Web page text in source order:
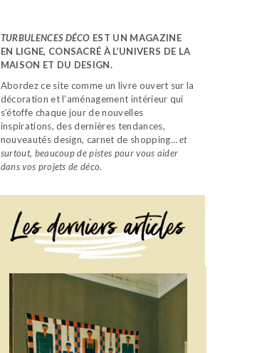
TURBULENCES DÉCO EST UN MAGAZINE
EN LIGNE, CONSACRÉ À L’UNIVERS DE LA
MAISON ET DU DESIGN.
Abordez ce site comme un livre ouvert sur la
décoration et l’aménagement intérieur qui
s’étoffe chaque jour de nouvelles
inspirations, des dernières tendances,
nouveautés design, carnet de shopping…et
surtout, beaucoup de pistes pour vous aider
dans vos projets de déco.